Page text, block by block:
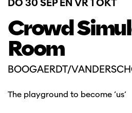
Crowd
Room
BOOGAERDT/
DO 30 SEP EN VR 1 OKT
The playground to become ‘us’